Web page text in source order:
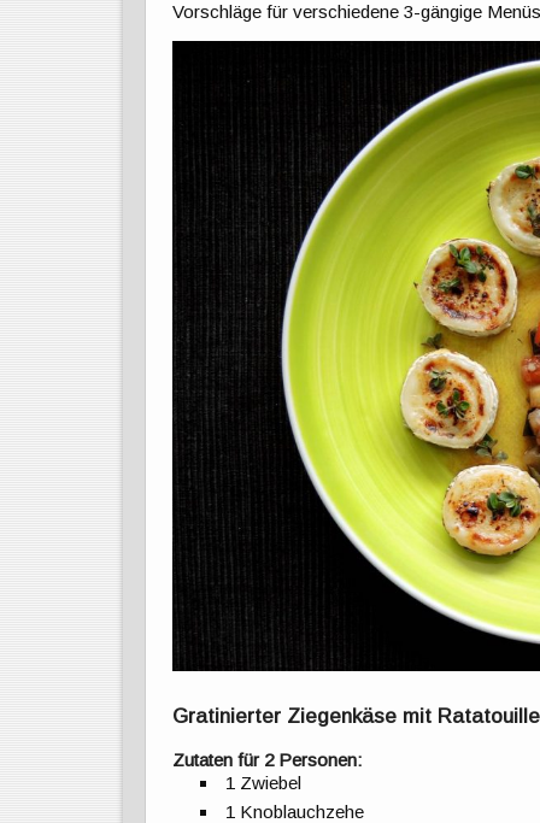
Vorschläge für verschiedene 3-gängige
Gratinierter Ziegenkäse mit Ratatouille
Zutaten für 2 Personen:
1 Zwiebel
1 Knoblauchzehe